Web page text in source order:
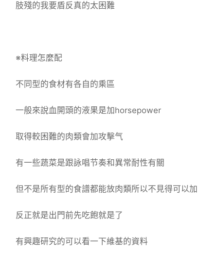
肢殘的我要盾反真的太困難
※料理怎麼配
不同型的食材有各自的乘區
一般來說血開頭的液果是加horsepower
取得較困難的肉類會加攻擊气
有一些蔬菜是跟詠唱节奏和異常耐性有關
但不是所有型的食譜都能放肉類所以不見得可以加
反正就是出門前先吃飽就是了
有興趣研究的可以看一下維基的資料